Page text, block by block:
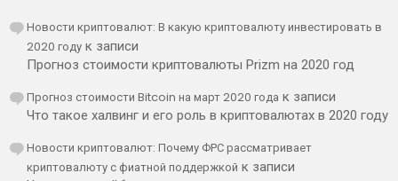
Новости криптовалют: В какую криптовалюту инвестировать в
2020 году к записи
Прогноз стоимости криптовалюты Prizm на 2020 год
Прогноз стоимости Bitcoin на март 2020 года к записи
Что такое халвинг и его роль в криптовалютах в 2020 году
Новости криптовалют: Почему ФРС рассматривает
криптовалюту с фиатной поддержкой к записи